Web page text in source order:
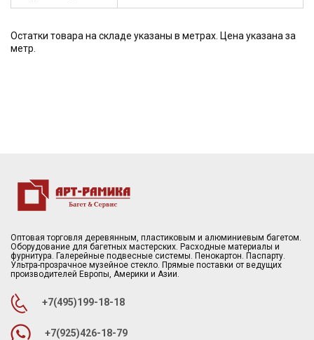
Остатки товара на складе указаны в метрах. Цена указана за
метр.
Оптовая торговля деревянным, пластиковым и алюминиевым багетом.
Оборудование для багетных мастерских. Расходные материалы и
фурнитура. Галерейные подвесные системы. Пенокартон. Паспарту.
Ультра-прозрачное музейное стекло. Прямые поставки от ведущих
производителей Европы, Америки и Азии.
+7(495)199-18-18
+7(925)426-18-79